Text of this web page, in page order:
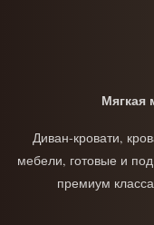
Мягкая
Диван-кровати,
мебели, готовые и
премиум